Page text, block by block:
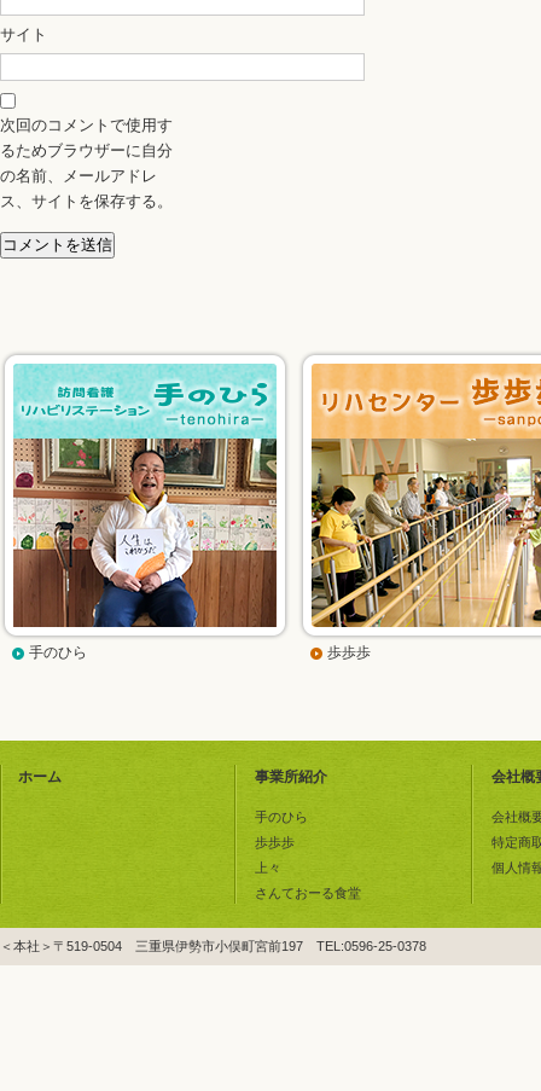
サイト
次回のコメントで使用す
るためブラウザーに自分
の名前、メールアドレ
ス、サイトを保存する。
手のひら 歩歩歩
ホーム 事業所紹介
手のひら
歩歩歩
上々
さんておーる食堂
会社概
会社概
特定商
個人情
＜本社＞〒519-0504 三重県伊勢市小俣町宮前197 TEL:0596-25-0378